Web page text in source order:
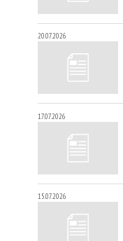
20.07.2026
17.07.2026
15.07.2026